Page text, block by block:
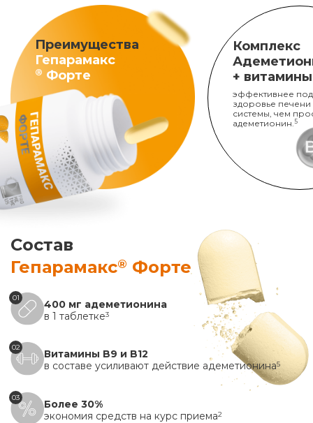
Преимущества
Гепарамакс
® Форте
Комплекс
+
эффективнее
здоровье печени
системы, чем
адеметионин. 5
Состав
Гепарамакс® Форте
01
400 мг адеметионина
в 1 таблетке3
02
Витамины B9 и B12
в составе усиливают действие адеметионина5
03
Более 30%
экономия средств на курс приема2